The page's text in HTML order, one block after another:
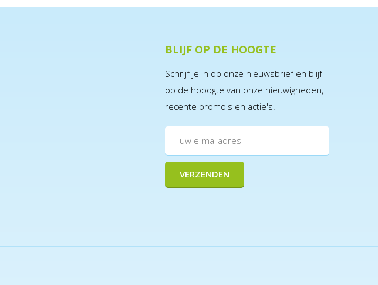
BLIJF OP DE HOOGTE
Schrijf je in op onze nieuwsbrief en blijf
op de hooogte van onze nieuwigheden,
recente promo's en actie's!